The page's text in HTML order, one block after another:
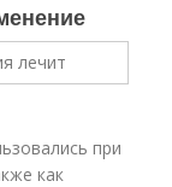
при
как